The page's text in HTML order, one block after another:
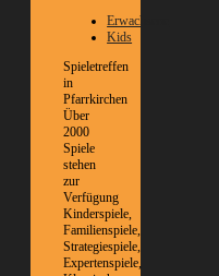
Erwachsene
Kids
Spieletreffen
in
Pfarrkirchen
Über
2000
Spiele
stehen
zur
Verfügung
Kinderspiele,
Familienspiele,
Strategiespiele,
Expertenspiele,